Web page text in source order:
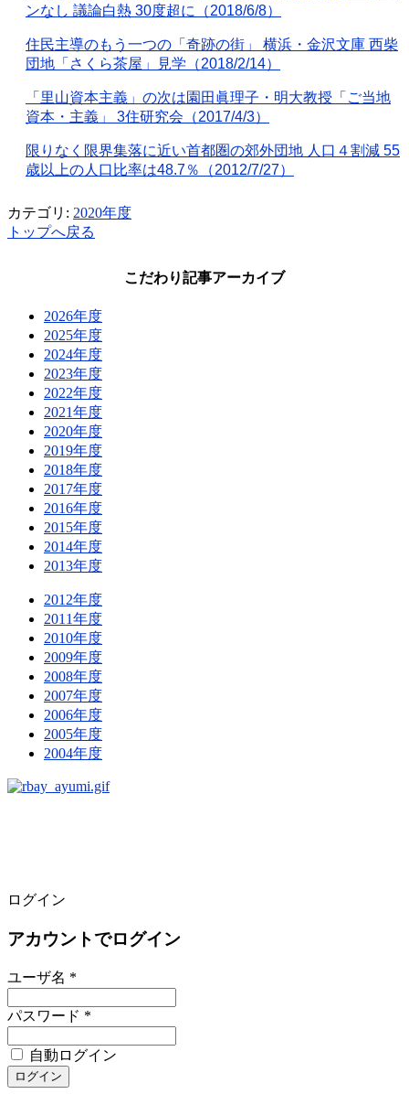
ンなし 議論白熱 30度超に（2018/6/8）
住民主導のもう一つの「奇跡の街」 横浜・金沢文庫 西柴
団地「さくら茶屋」見学（2018/2/14）
「里山資本主義」の次は園田眞理子・明大教授「ご当地
資本・主義」
3住研究会（2017/4/3）
限りなく限界集落に近い首都圏の郊外団地 人口４割減 55
歳以上の人口比率は48.7％（2012/7/27）
カテゴリ: 2020年度
トップへ戻る
こだわり記事アーカイブ
2026年度
2025年度
2024年度
2023年度
2022年度
2021年度
2020年度
2019年度
2018年度
2017年度
2016年度
2015年度
2014年度
2013年度
2012年度
2011年度
2010年度
2009年度
2008年度
2007年度
2006年度
2005年度
2004年度
ログイン
アカウントでログイン
ユーザ名 *
パスワード *
自動ログイン